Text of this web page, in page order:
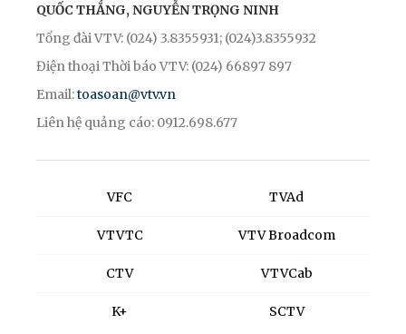
QUỐC THẮNG, NGUYỄN TRỌNG NINH
Tổng đài VTV: (024) 3.8355931; (024)3.8355932
Điện thoại Thời báo VTV: (024) 66897 897
Email:toasoan@vtv.vn
Liên hệ quảng cáo: 0912.698.677
VFC
VTVTC
CTV
K+
TVAd
VTV Broadcom
VTVCab
SCTV